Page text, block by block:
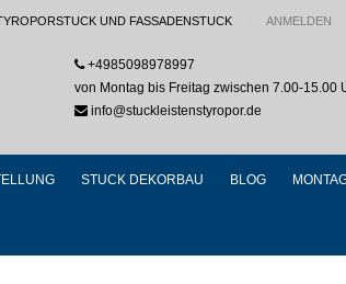
UND FASSADENSTUCK ANMELDEN
+4985098978997
von Montag bis Freitag zwischen 7.00-15.00
info@stuckleistenstyropor.de
STUCK DEKORBAU BLOG